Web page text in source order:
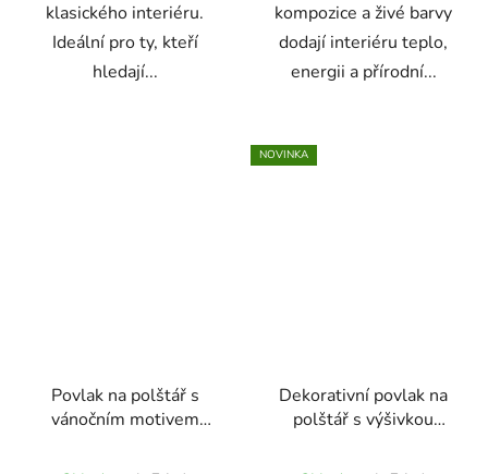
klasického interiéru.
Ideální pro ty, kteří
hledají...
kompozice a živé barvy
dodají interiéru teplo,
energii a přírodní...
Povlak na polštář s
vánočním motivem
NOVINKA
Dekorativní povlak na
polštář s výšivkou
minimalistický motiv, 45